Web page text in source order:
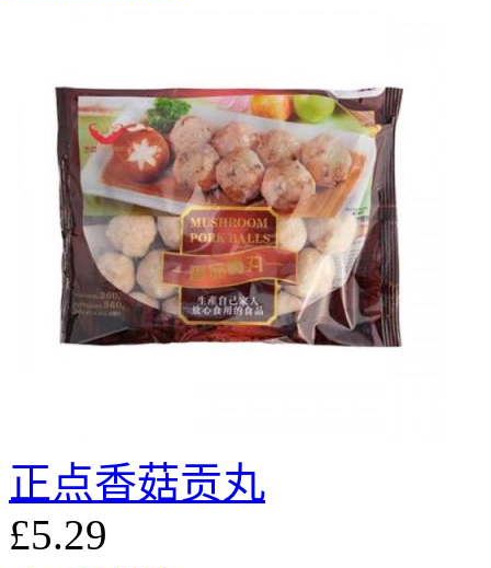
正点香菇贡丸
£5.29